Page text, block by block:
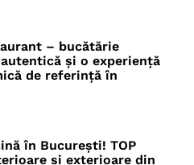
– bucătărie
și o experiență
de referință în
în București! TOP
și exterioare din